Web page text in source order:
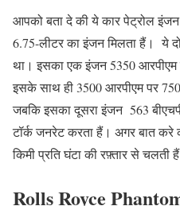
आपको बता दे की ये कार पेट्रोल
6.75-लीटर का इंजन मिलता हैं। ये
था। इसका एक इंजन 5350 आरपीएम
इसके साथ ही 3500 आरपीएम पर
जबकि इसका दूसरा इंजन 563
टॉर्क जनरेट करता हैं। अगर बात करे
किमी प्रति घंटा की रफ़्तार से चलती
Rolls Royce